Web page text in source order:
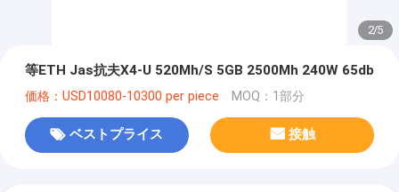
2/5
等ETH Jas抗夫X4-U 520Mh/S 5GB 2500Mh 240W 65db
価格：USD10080-10300 per piece MOQ：1部分
ベストプライス 接触